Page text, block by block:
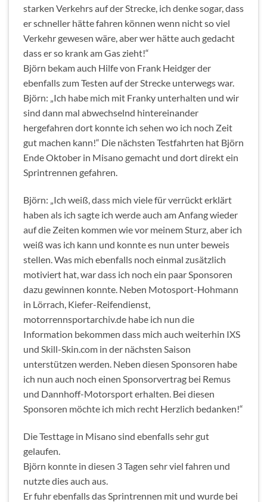
starken Verkehrs auf der Strecke, ich denke sogar, dass
er schneller hätte fahren können wenn nicht so viel
Verkehr gewesen wäre, aber wer hätte auch gedacht
dass er so krank am Gas zieht!“
Björn bekam auch Hilfe von Frank Heidger der
ebenfalls zum Testen auf der Strecke unterwegs war.
Björn: „Ich habe mich mit Franky unterhalten und wir
sind dann mal abwechselnd hintereinander
hergefahren dort konnte ich sehen wo ich noch Zeit
gut machen kann!“ Die nächsten Testfahrten hat Björn
Ende Oktober in Misano gemacht und dort direkt ein
Sprintrennen gefahren.
Björn: „Ich weiß, dass mich viele für verrückt erklärt
haben als ich sagte ich werde auch am Anfang wieder
auf die Zeiten kommen wie vor meinem Sturz, aber ich
weiß was ich kann und konnte es nun unter beweis
stellen. Was mich ebenfalls noch einmal zusätzlich
motiviert hat, war dass ich noch ein paar Sponsoren
dazu gewinnen konnte. Neben Motosport-Hohmann
in Lörrach, Kiefer-Reifendienst,
motorrennsportarchiv.de habe ich nun die
Information bekommen dass mich auch weiterhin IXS
und Skill-Skin.com in der nächsten Saison
unterstützen werden. Neben diesen Sponsoren habe
ich nun auch noch einen Sponsorvertrag bei Remus
und Dannhoff-Motorsport erhalten. Bei diesen
Sponsoren möchte ich mich recht Herzlich bedanken!“
Die Testtage in Misano sind ebenfalls sehr gut
gelaufen.
Björn konnte in diesen 3 Tagen sehr viel fahren und
nutzte dies auch aus.
Er fuhr ebenfalls das Sprintrennen mit und wurde bei